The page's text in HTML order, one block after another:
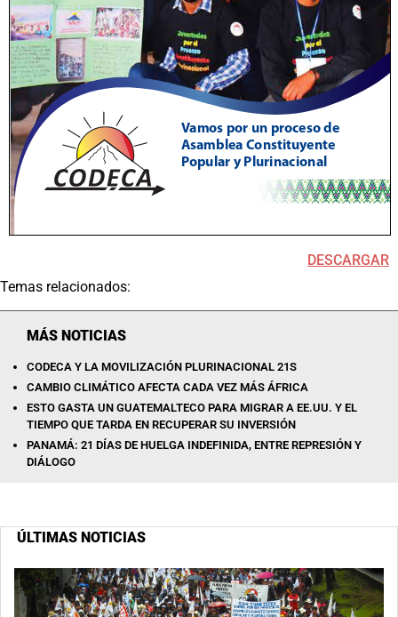
DESCARGAR
Temas relacionados:
MÁS NOTICIAS
CODECA Y LA MOVILIZACIÓN PLURINACIONAL 21S
CAMBIO CLIMÁTICO AFECTA CADA VEZ MÁS ÁFRICA
ESTO GASTA UN GUATEMALTECO PARA MIGRAR A EE.UU. Y EL
TIEMPO QUE TARDA EN RECUPERAR SU INVERSIÓN
PANAMÁ: 21 DÍAS DE HUELGA INDEFINIDA, ENTRE REPRESIÓN Y
DIÁLOGO
ÚLTIMAS NOTICIAS